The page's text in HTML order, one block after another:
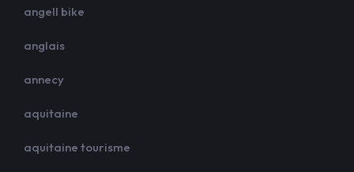
angell bike
anglais
annecy
aquitaine
aquitaine tourisme